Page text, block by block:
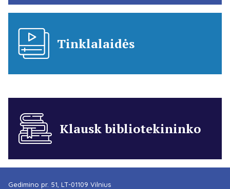
Tinklalaidės
Klausk bibliotekininko
Gedimino pr. 51, LT-01109 Vilnius